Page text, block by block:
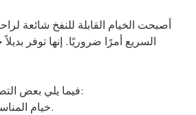
أصبحت الخيام القابلة للنفخ شائعة
السريع أمرًا ضروريًا. إنها توفر
فيما يلي بعض التصنيفات الشائعة للخيام القابلة للنفخ بناءً على استخدامها:
1. خيام المناسبات: خيام المعرض، خيام الحفلات، الخيام الترويجية.